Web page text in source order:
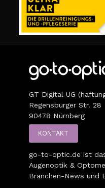
GT Digital UG
Regensburger Str. 28
90478 Nürnberg
KONTAKT
go-to-optic.de ist
Augenoptik &
Branchen-News und